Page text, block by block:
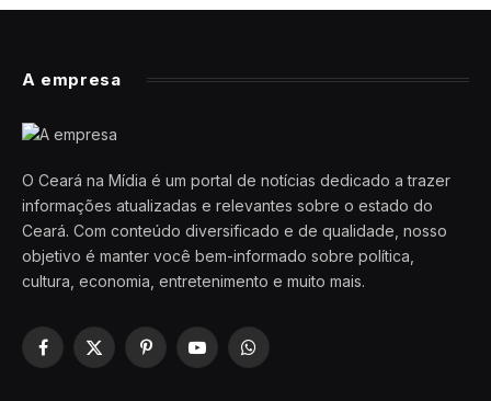
A empresa
O Ceará na Mídia é um portal de notícias dedicado a trazer
informações atualizadas e relevantes sobre o estado do
Ceará. Com conteúdo diversificado e de qualidade, nosso
objetivo é manter você bem-informado sobre política,
cultura, economia, entretenimento e muito mais.
Facebook
X
PinterestYouTubeWhatsApp